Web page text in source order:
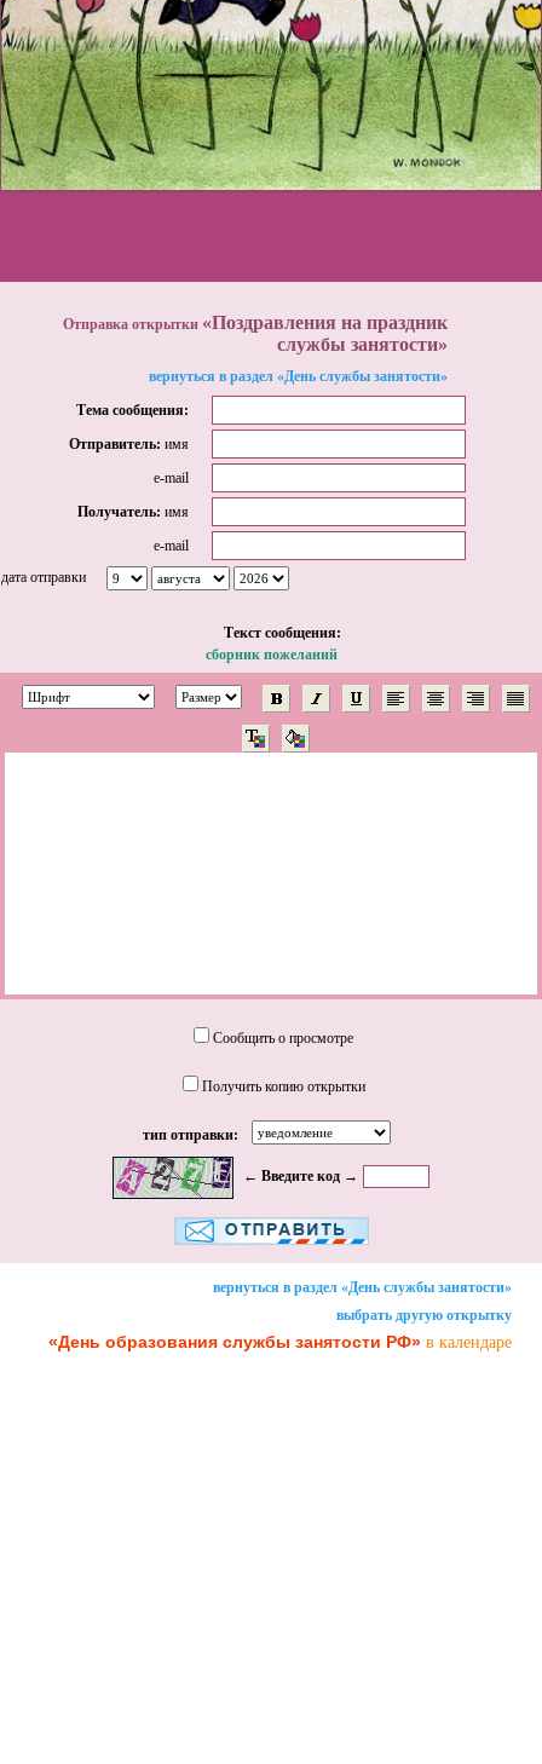
Отправка открытки «Поздравления на праздник
службы занятости»
вернуться в раздел «День службы занятости»
Тема сообщения:
Отправитель: имя
e-mail
Получатель: имя
e-mail
дата отправки
Tекст сообщения:
сборник пожеланий
Сообщить о просмотре
Получить копию открытки
тип отправки:
← Введите код →
вернуться в раздел «День службы занятости»
выбрать другую открытку
«День образования службы занятости РФ» в календаре